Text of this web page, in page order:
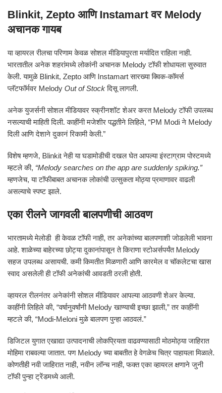
Blinkit, Zepto आणि Instamart वर Melody
अचानक गायब
या व्हायरल रीलचा परिणाम केवळ सोशल मीडियापुरता मर्यादित राहिला नाही.
भारतातील अनेक शहरांमध्ये लोकांनी अचानक Melody टॉफी शोधायला सुरुवात
केली. यामुळे Blinkit, Zepto आणि Instamart सारख्या क्विक-कॉमर्स
प्लॅटफॉर्मवर Melody Out of Stockदिसू लागली.
अनेक युजर्सनी सोशल मीडियावर स्क्रीनशॉट शेअर करत Melody टॉफी उपलब्ध
नसल्याची माहिती दिली. काहींनी मजेशीर पद्धतीने लिहिले, “PM Modi ने Melody
दिली आणि देशाने दुकानं रिकामी केली.”
विशेष म्हणजे, Blinkit नेही या घडामोडीची दखल घेत आपल्या इंस्टाग्राम पोस्टमध्ये
म्हटले की, “Melody searches on the app are suddenly spiking.”
म्हणजेच, या टॉफीबाबत अचानक लोकांची उत्सुकता मोठ्या प्रमाणावर वाढली
असल्याचे स्पष्ट झाले.
एका रीलने जागवली बालपणीची आठवण
भारतामध्ये मेलोडी ही केवळ टॉफी नाही, तर अनेकांच्या बालपणाशी जोडलेली भावना
आहे. शाळेच्या बाहेरच्या छोट्या दुकानांपासून ते किराणा स्टोअर्सपर्यंत Melody
सहज उपलब्ध असायची. कमी किमतीत मिळणारी आणि कारमेल व चॉकलेटचा खास
स्वाद असलेली ही टॉफी अनेकांची आवडती ठरली होती.
व्हायरल रीलनंतर अनेकांनी सोशल मीडियावर आपल्या आठवणी शेअर केल्या.
काहींनी लिहिले की, “वर्षानुवर्षांनी Melody खाण्याची इच्छा झाली,” तर काहींनी
म्हटले की, “Modi-Meloni मुळे बालपण पुन्हा आठवलं.”
डिजिटल युगात एखाद्या उत्पादनाची लोकप्रियता वाढवण्यासाठी मोठमोठ्या जाहिरात
मोहिमा राबवल्या जातात. पण Melody च्या बाबतीत हे वेगळेच चित्र पाहायला मिळाले.
कोणतीही नवी जाहिरात नाही, नवीन लॉन्च नाही, फक्त एका व्हायरल क्षणाने जुनी
टॉफी पुन्हा ट्रेंडमध्ये आली.